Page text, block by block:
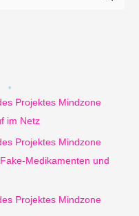
Projektes Mindzone
im Netz
Projektes Mindzone
Medikamenten und
Projektes Mindzone